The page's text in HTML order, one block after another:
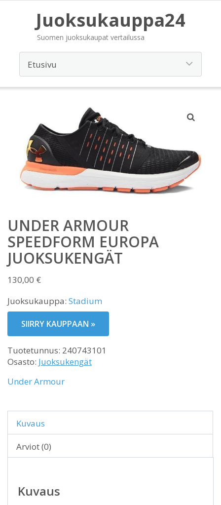
Juoksukauppa24
Suomen juoksukaupat vertailussa
UNDER ARMOUR
SPEEDFORM EUROPA
JUOKSUKENGÄT
130,00 €
Juoksukauppa: Stadium
SIIRRY KAUPPAAN »
Tuotetunnus: 240743101
Osasto: Juoksukengät
Under Armour
Kuvaus
Arviot (0)
Kuvaus